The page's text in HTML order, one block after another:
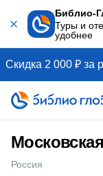
Библио-
Туры и
удобнее
Скидка 2 000 ₽ за
Россия